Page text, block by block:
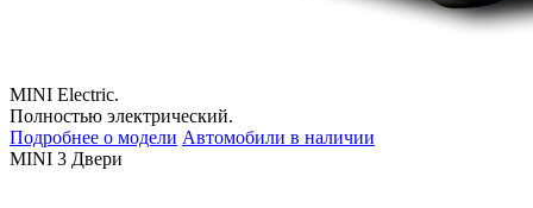
MINI Electric.
Полностью электрический.
Подробнее о модели Автомобили в наличии
MINI 3 Двери